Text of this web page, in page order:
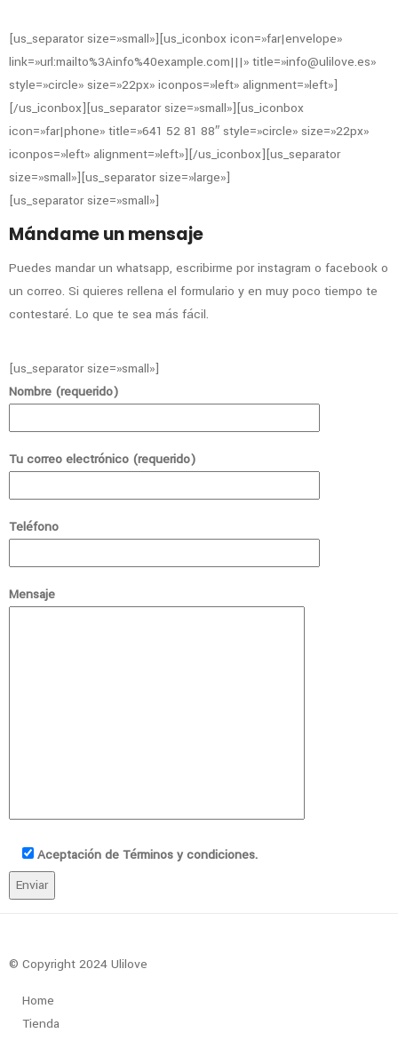
[us_separator size=»small»][us_iconbox icon=»far|envelope»
link=»url:mailto%3Ainfo%40example.com|||» title=»info@ulilove.es»
style=»circle» size=»22px» iconpos=»left» alignment=»left»]
[/us_iconbox][us_separator size=»small»][us_iconbox
icon=»far|phone» title=»641 52 81 88″ style=»circle» size=»22px»
iconpos=»left» alignment=»left»][/us_iconbox][us_separator
size=»small»][us_separator size=»large»]
[us_separator size=»small»]
Mándame un mensaje
Puedes mandar un whatsapp, escribirme por instagram o facebook o
un correo. Si quieres rellena el formulario y en muy poco tiempo te
contestaré. Lo que te sea más fácil.
[us_separator size=»small»]
Nombre (requerido)
Tu correo electrónico (requerido)
Teléfono
Mensaje
Aceptación de Términos y condiciones.
© Copyright 2024 Ulilove
Home
Tienda